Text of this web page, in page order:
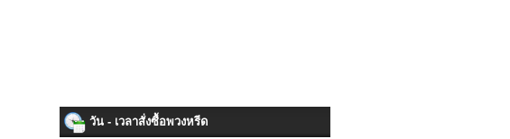
วัน - เวลาสั่งซื้อพวงหรีด